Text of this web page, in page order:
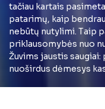
tačiau kartais
patarimų, kaip
nebūtų nutylimi. Taip
priklausomybės nuo
Žuvims jaustis
nuoširdus dėmesys